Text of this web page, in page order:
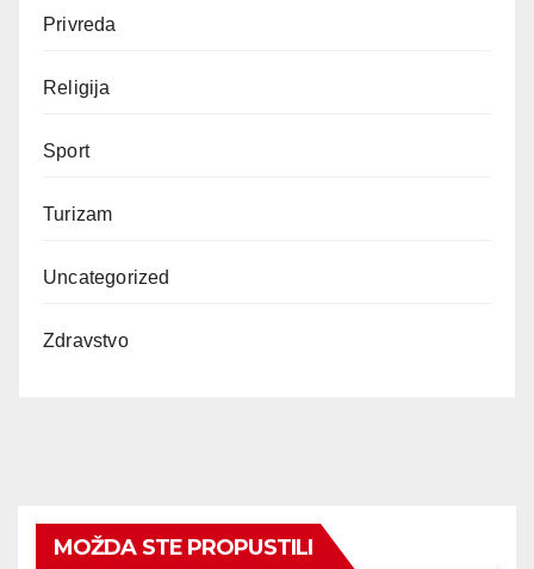
Privreda
Religija
Sport
Turizam
Uncategorized
Zdravstvo
MOŽDA STE PROPUSTILI